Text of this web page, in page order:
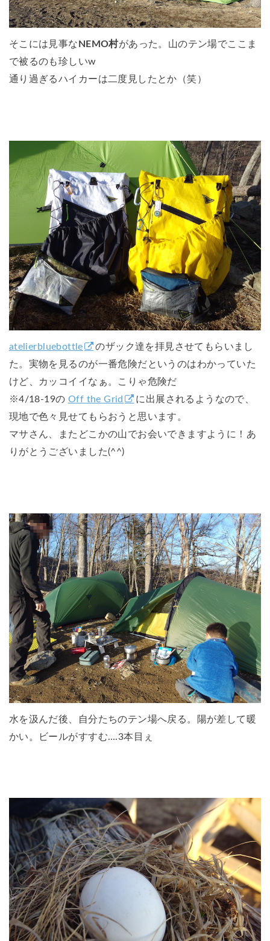
そこには見事な NEMO村があった。山のテン場でここま
で被るのも珍しいw
通り過ぎるハイカーは二度見したとか（笑）
atelierbluebottle
のザック達を拝見させてもらいまし
た。実物を見るのが一番危険だというのはわかっていた
けど、カッコイイなぁ。こりゃ危険だ
※4/18-19の Off the Grid
に出展されるようなので、
現地で色々見せてもらおうと思います。
マサさん、またどこかの山でお会いできますように！あ
りがとうございました(^^)
水を汲んだ後、自分たちのテン場へ戻る。陽が差して暖
かい。ビールがすすむ….3本目ぇ